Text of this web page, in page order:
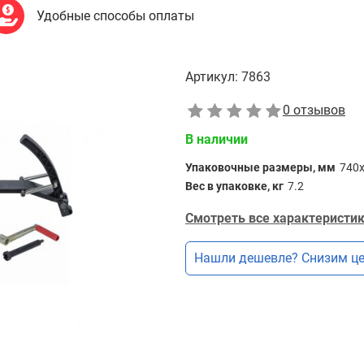
Удобные способы оплаты
Артикул: 7863
0 отзывов
В наличии
Упаковочные размеры, мм
Вес в упаковке, кг 7.2
Смотреть все
Нашли дешевле? Снизим